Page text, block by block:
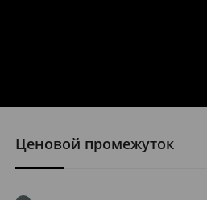
Ценовой промежуток